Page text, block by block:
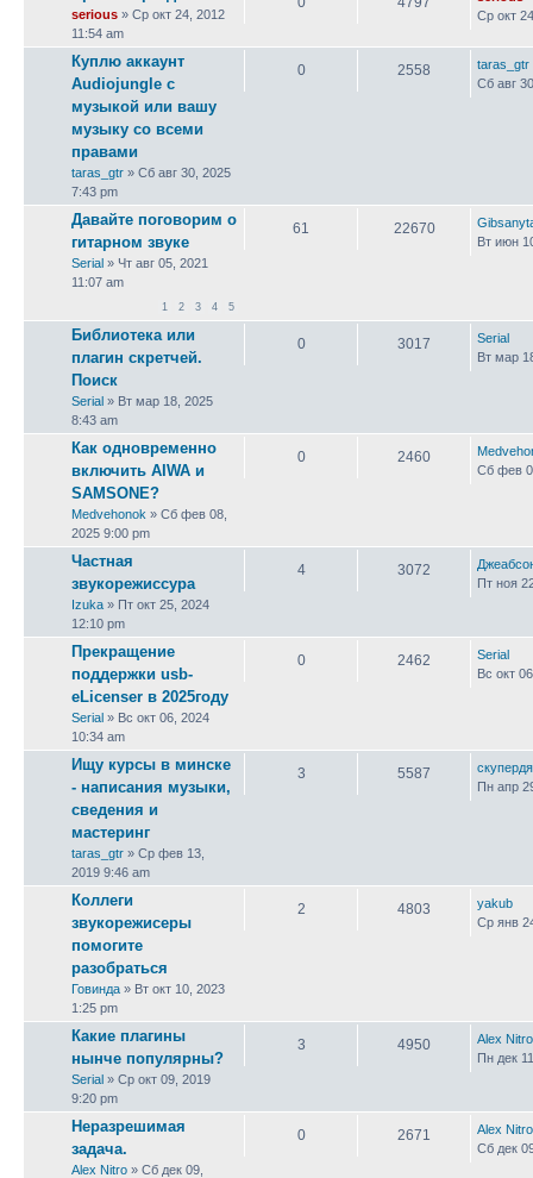
serious » Ср окт 24, 2012
11:54 am
Ср окт
Куплю аккаунт
Audiojungle с
музыкой или вашу
музыку со всеми
правами
taras_gtr » Сб авг 30, 2025
7:43 pm
0 2558
taras_gtr
Сб авг
Давайте поговорим о
гитарном звуке
Serial » Чт авг 05, 2021
11:07 am
1 2 3 4 5
61 22670
Вт июн
Библиотека или
плагин скретчей.
Поиск
Serial » Вт мар 18, 2025
8:43 am
0 3017
Serial
Вт мар
Как одновременно
включить AIWA и
SAMSONE?
Medvehonok » Сб фев 08,
2025 9:00 pm
0 2460
Сб фев
Частная
звукорежиссура
Izuka » Пт окт 25, 2024
12:10 pm
4 3072
Пт ноя
Прекращение
поддержки usb-
eLicenser в 2025году
Serial » Вс окт 06, 2024
10:34 am
0 2462
Serial
Вс окт
Ищу курсы в минске
- написания музыки,
сведения и
мастеринг
taras_gtr » Ср фев 13,
2019 9:46 am
3 5587
Пн апр
Коллеги
звукорежисеры
помогите
разобраться
Говинда » Вт окт 10, 2023
1:25 pm
2 4803
yakub
Ср янв
Какие плагины
нынче популярны?
Serial » Ср окт 09, 2019
9:20 pm
3 4950
Alex Nitro
Пн дек
Неразрешимая
задача.
Alex Nitro » Сб дек 09,
0 2671
Alex Nitro
Сб дек